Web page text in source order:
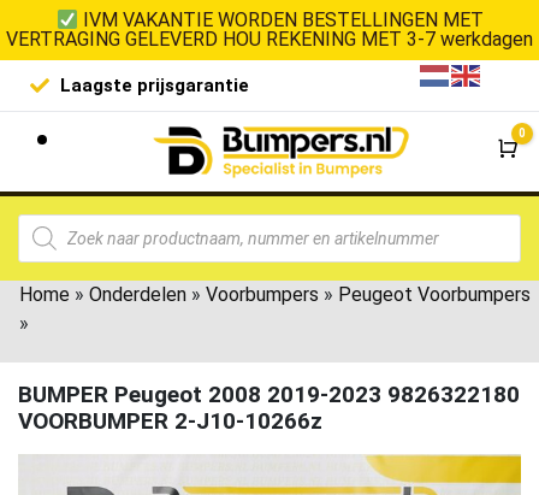
IVM VAKANTIE WORDEN BESTELLINGEN MET
VERTRAGING GELEVERD HOU REKENING MET 3-7 werkdagen
Laagste prijsgarantie De
0
Home » Onderdelen » Voorbumpers » Peugeot Voorbumpers
»
BUMPER Peugeot 2008 2019-2023 9826322180
VOORBUMPER 2-J10-10266z